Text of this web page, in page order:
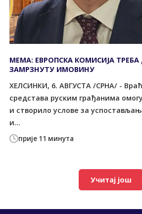
прије 11 минута
МЕМА: ЕВРОПСКА КОМИСИЈА ТРЕБА
ЗАМРЗНУТУ ИМОВИНУ
ХЕЛСИНКИ, 6. АВГУСТА /СРНА/ -
средстава руским грађанима
и створило услове за
и...
Учитај још